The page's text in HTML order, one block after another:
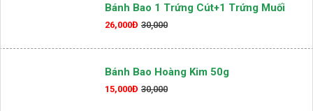
Bánh Bao 1 Trứng Cút+1 Trứng Muối
26,000Đ 30,000
Bánh Bao Hoàng Kim 50g
15,000Đ 30,000